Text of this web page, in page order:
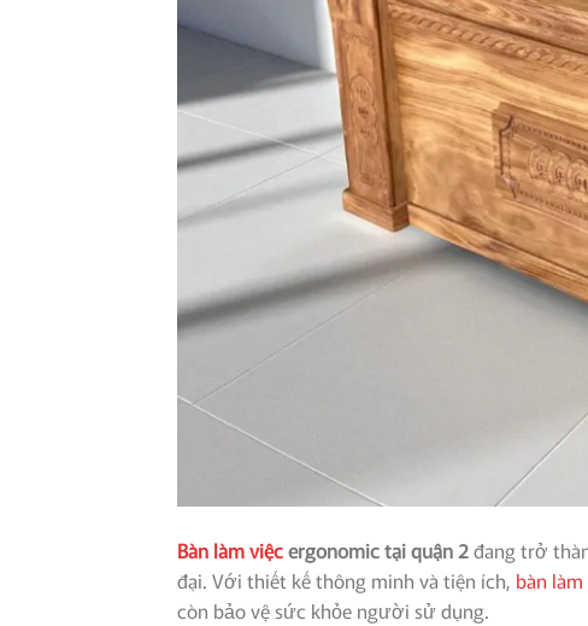
Bàn làm việcergonomic tại quận 2đang trở
đại. Với thiết kế thông minh và tiện ích, bàn
còn bảo vệ sức khỏe người sử dụng.